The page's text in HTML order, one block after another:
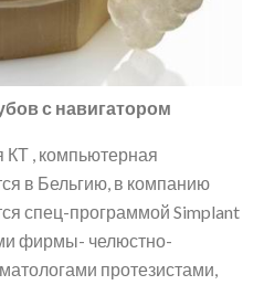
с навигатором
, компьютерная
в Бельгию, в компанию
спец-программой Simplant
фирмы- челюстно-
протезистами,